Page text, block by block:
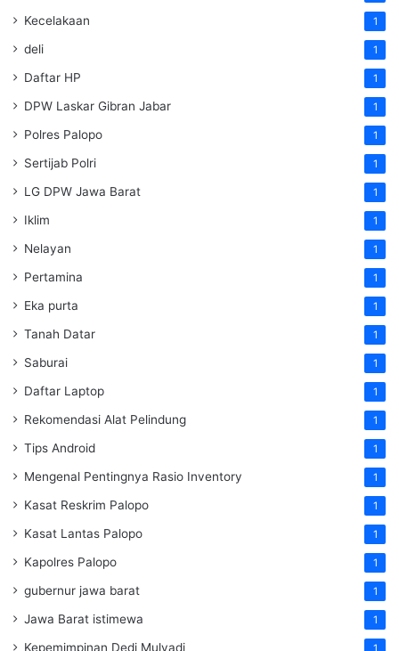
Kecelakaan 1
deli 1
Daftar HP 1
DPW Laskar Gibran Jabar 1
Polres Palopo 1
Sertijab Polri 1
LG DPW Jawa Barat 1
Iklim 1
Nelayan 1
Pertamina 1
Eka purta 1
Tanah Datar 1
Saburai 1
Daftar Laptop 1
Rekomendasi Alat Pelindung 1
Tips Android 1
Mengenal Pentingnya Rasio Inventory 1
Kasat Reskrim Palopo 1
Kasat Lantas Palopo 1
Kapolres Palopo 1
gubernur jawa barat 1
Jawa Barat istimewa 1
Kepemimpinan Dedi Mulyadi 1